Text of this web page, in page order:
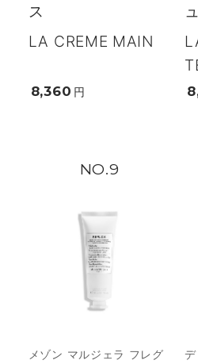
ス
LA CREME MAIN
8,360 円
ュ
9
メゾン マルジェラ フレグ